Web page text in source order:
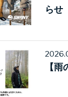
らせ
【